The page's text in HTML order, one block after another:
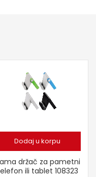
Dodaj u korpu
držač za pametni
ili tablet 108323